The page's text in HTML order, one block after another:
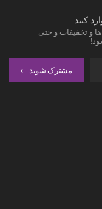
کنید
و تخفیفات و حتی
مشترک شوید